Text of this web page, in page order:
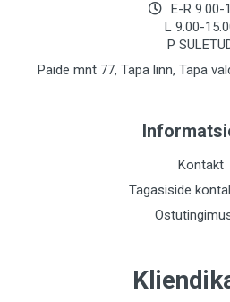
E-R 9.00-
L 9.00-
P
Paide mnt 77, Tapa linn, Tapa
Kontakt
Tagasiside